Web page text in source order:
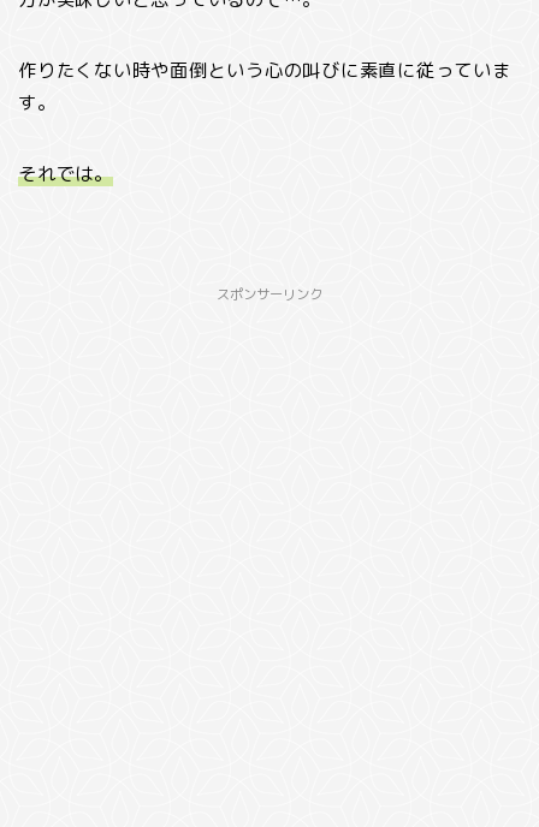
作りたくない時や面倒という心の叫びに素直に従っていま
す。
それでは。
スポンサーリンク